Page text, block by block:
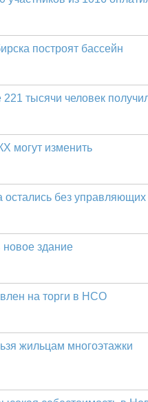
построят бассейн
тысячи человек
могут изменить
остались без
здание
на торги в НСО
жильцам многоэтажки